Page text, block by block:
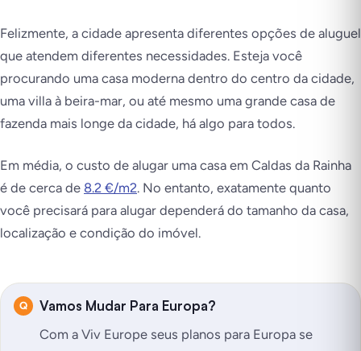
Felizmente, a cidade apresenta diferentes opções de aluguel
que atendem diferentes necessidades. Esteja você
procurando uma casa moderna dentro do centro da cidade,
uma villa à beira-mar, ou até mesmo uma grande casa de
fazenda mais longe da cidade, há algo para todos.
Em média, o custo de alugar uma casa em Caldas da Rainha
é de cerca de 8.2 €/m2. No entanto, exatamente quanto
você precisará para alugar dependerá do tamanho da casa,
localização e condição do imóvel.
Vamos Mudar Para Europa?
Com a Viv Europe seus planos para Europa se